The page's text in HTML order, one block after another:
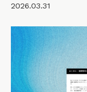
2026.03.31